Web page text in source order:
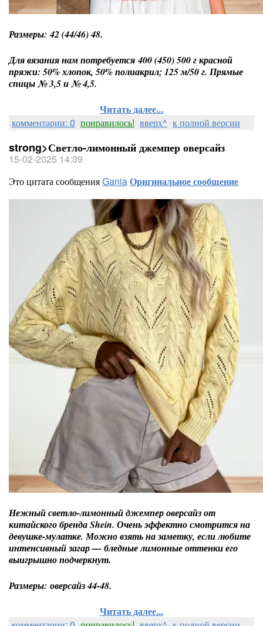
Размеры: 42 (44/46) 48.
Для вязания нам потребуется 400 (450) 500 г красной
пряжи: 50% хлопок, 50% полиакрил; 125 м/50 г. Прямые
спицы № 3,5 и № 4,5.
Читать далее...
комментарии: 0 понравилось! вверх^ к полной версии
strong>Светло-лимонный джемпер оверсайз
15-02-2025 14:39
Это цитата сообщенияGaniaОригинальное сообщение
Нежный светло-лимонный джемпер оверсайз от
китайского бренда Shein. Очень эффектно смотрится на
девушке-мулатке. Можно взять на заметку, если любите
интенсивный загар — бледные лимонные оттенки его
выигрышно подчеркнут.
Размеры: оверсайз 44-48.
Читать далее...